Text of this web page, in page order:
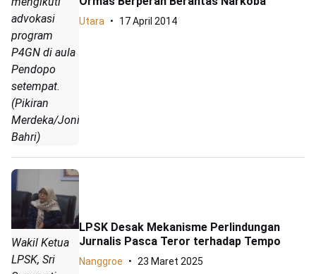
advokasi
program
P4GN di aula
Pendopo
setempat.
(Pikiran
Merdeka/Joniful
Bahri)
Utara 17 April 2014
Wakil Ketua
LPSK, Sri
LPSK Desak Mekanisme Perlindungan
Jurnalis Pasca Teror terhadap Tempo
Nanggroe 23 Maret 2025